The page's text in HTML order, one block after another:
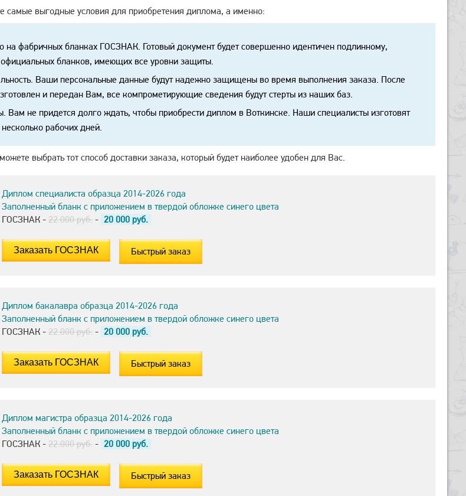
выгодные условия для приобретения диплома, а именно:
на фабричных бланках ГОСЗНАК. Готовый документ будет совершенно идентичен подлинному,
бланков, имеющих все уровни защиты.
Ваши персональные данные будут надежно защищены во время выполнения заказа. После
и передан Вам, все компрометирующие сведения будут стерты из наших баз.
Вам не придется долго ждать, чтобы приобрести диплом в Воткинске. Наши специалисты изготовят
рабочих дней.
выбрать тот способ доставки заказа, который будет наиболее удобен для Вас.
Диплом специалиста образца 2014-2026 года
Заполненный бланк с приложением в твердой обложке синего цвета
ГОСЗНАК - 22.000 руб. - 20 000 руб.
Быстрый заказ
Диплом бакалавра образца 2014-2026 года
Заполненный бланк с приложением в твердой обложке синего цвета
ГОСЗНАК - 22.000 руб. - 20 000 руб.
Быстрый заказ
Диплом магистра образца 2014-2026 года
Заполненный бланк с приложением в твердой обложке синего цвета
ГОСЗНАК - 22.000 руб. - 20 000 руб.
Быстрый заказ